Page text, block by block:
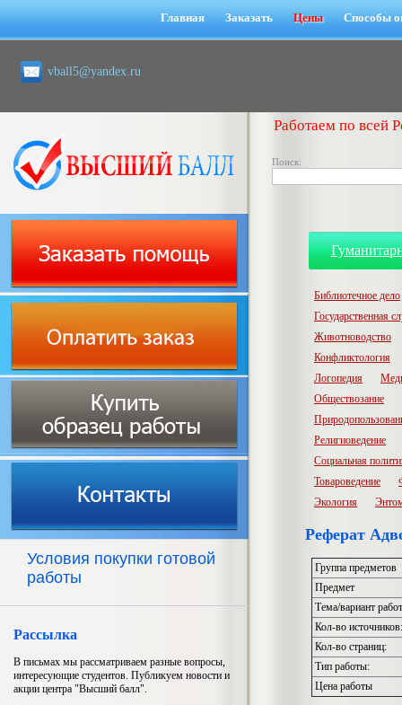
Главная Заказать Цены Способы
vball5@yandex.ru
Работаем по всей
Поиск:
Условия покупки готовой
работы
Рассылка
В письмах мы рассматриваем разные вопросы,
интересующие студентов. Публикуем новости и
акции центра "Высший балл".
Библиотечное дело
Государственная
Животноводство
Конфликтология
Логопедия
Обществозание
Религиоведение
Социальная
Товароведение
Экология
Реферат
Группа предметов
Предмет
Тема/вариант
Кол-во источников:
Кол-во страниц:
Тип работы:
Цена работы